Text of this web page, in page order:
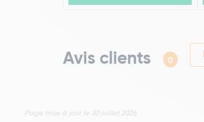
Avis clients 0
Page mise à jour le 30 juillet 2026